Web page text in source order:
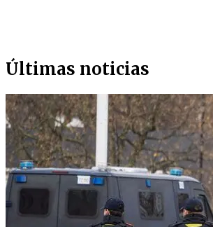
Últimas noticias